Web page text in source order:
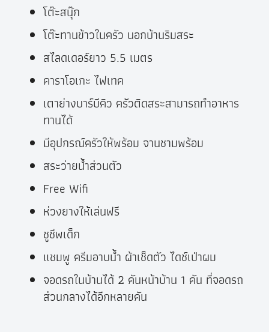
โต๊ะสนุ๊ก
โต๊ะทานข้าวในครัว นอกบ้านริมสระ
สไลดเดอร์ยาว 5.5 เมตร
คาราโอเกะ ไฟเทค
เตาย่างบาร์บีคิว ครัวติดสระสามารถทำอาหาร
ทานได้
มีอุปกรณ์ครัวให้พร้อม จานชามพร้อม
สระว่ายน้ำส่วนตัว
Free Wifi
ห่วงยางให้เล่นฟรี
ชูชีพเด็ก
แชมพู ครีมอาบน้ำ ผ้าเช็ดตัว ไดช์เป่าผม
จอดรถในบ้านได้ 2 คันหน้าบ้าน 1 คัน ที่จอดรถ
ส่วนกลางได้อีกหลายคัน